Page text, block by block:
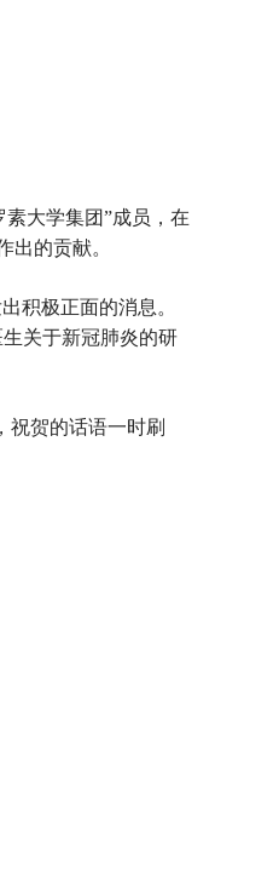
大学集团”成员，在
出的贡献。
积极正面的消息。
关于新冠肺炎的研
祝贺的话语一时刷